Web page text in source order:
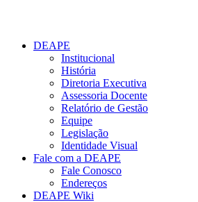
DEAPE
Institucional
História
Diretoria Executiva
Assessoria Docente
Relatório de Gestão
Equipe
Legislação
Identidade Visual
Fale com a DEAPE
Fale Conosco
Endereços
DEAPE Wiki